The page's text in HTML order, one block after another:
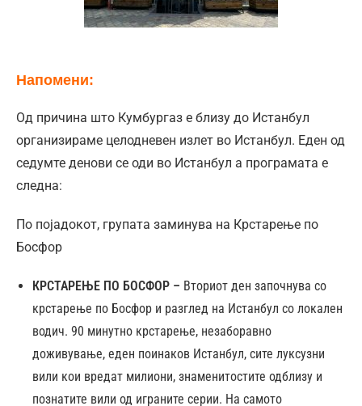
Напомени:
Од причина што Кумбургаз е близу до Истанбул
организираме целодневен излет во Истанбул. Еден од
седумте денови се оди во Истанбул а програмата е
следна:
По појадокот, групата заминува на Крстарење по
Босфор
КРСТАРЕЊЕ ПО БОСФОР – Вториот ден започнува со
крстарење по Босфор и разглед на Истанбул со локален
водич. 90 минутно крстарење, незаборавно
доживување, еден поинаков Истанбул, сите луксузни
вили кои вредат милиони, знаменитостите одблизу и
познатите вили од играните серии. На самото